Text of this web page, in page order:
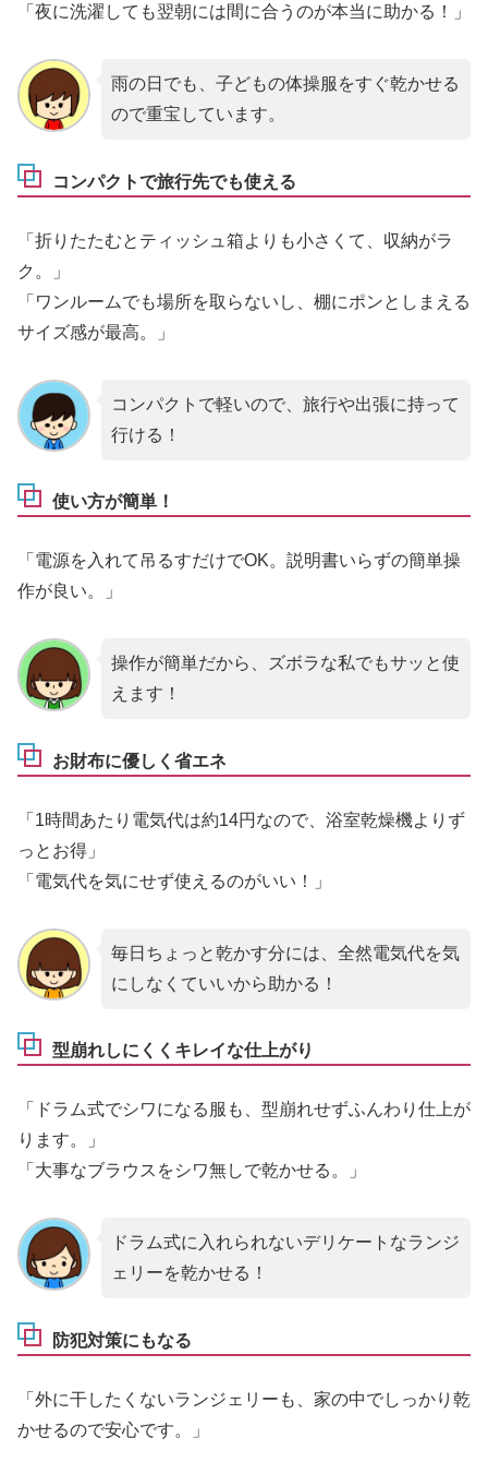
「夜に洗濯しても翌朝には間に合うのが本当に助かる！」
雨の日でも、子どもの体操服をすぐ乾かせる
ので重宝しています。
コンパクトで旅行先でも使える
「折りたたむとティッシュ箱よりも小さくて、収納がラ
ク。」
「ワンルームでも場所を取らないし、棚にポンとしまえる
サイズ感が最高。」
コンパクトで軽いので、旅行や出張に持って
行ける！
使い方が簡単！
「電源を入れて吊るすだけでOK。説明書いらずの簡単操
作が良い。」
操作が簡単だから、ズボラな私でもサッと使
えます！
お財布に優しく省エネ
「1時間あたり電気代は約14円なので、浴室乾燥機よりず
っとお得」
「電気代を気にせず使えるのがいい！」
毎日ちょっと乾かす分には、全然電気代を気
にしなくていいから助かる！
型崩れしにくくキレイな仕上がり
「ドラム式でシワになる服も、型崩れせずふんわり仕上が
ります。」
「大事なブラウスをシワ無しで乾かせる。」
ドラム式に入れられないデリケートなランジ
ェリーを乾かせる！
防犯対策にもなる
「外に干したくないランジェリーも、家の中でしっかり乾
かせるので安心です。」